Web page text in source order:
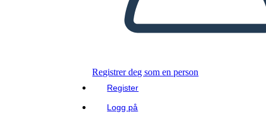
Registrer deg som en person
Register
Logg på